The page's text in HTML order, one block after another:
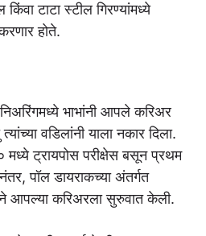
टाटा स्टील गिरण्यांमध्ये
होते.
भाभांनी आपले करिअर
वडिलांनी याला नकार दिला.
मध्ये ट्रायपोस परीक्षेस बसून प्रथम
पॉल डायराकच्या अंतर्गत
आपल्या करिअरला सुरुवात केली.